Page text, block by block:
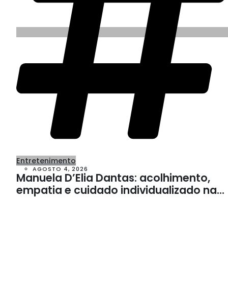
Entretenimento
AGOSTO 4, 2026
Manuela D’Elia Dantas: acolhimento,
empatia e cuidado individualizado na